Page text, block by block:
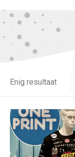
Enig resultaat